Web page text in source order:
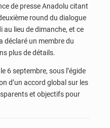
de presse Anadolu citant
round du dialogue
au lieu de dimanche, et ce
déclaré un membre du
plus de détails.
6 septembre, sous l’égide
d’un accord global sur les
et objectifs pour